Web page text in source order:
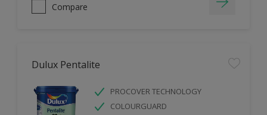
Compare
Dulux Pentalite
PROCOVER TECHNOLOGY
COLOURGUARD